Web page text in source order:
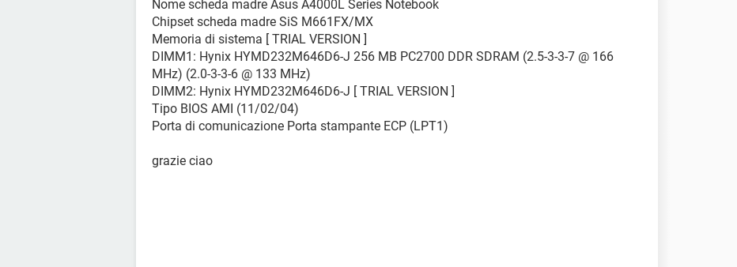
Nome scheda madre Asus A4000L Series Notebook
Chipset scheda madre SiS M661FX/MX
Memoria di sistema [ TRIAL VERSION ]
DIMM1: Hynix HYMD232M646D6-J 256 MB PC2700 DDR SDRAM (2.5-3-3-7 @ 166
MHz) (2.0-3-3-6 @ 133 MHz)
DIMM2: Hynix HYMD232M646D6-J [ TRIAL VERSION ]
Tipo BIOS AMI (11/02/04)
Porta di comunicazione Porta stampante ECP (LPT1)
grazie ciao